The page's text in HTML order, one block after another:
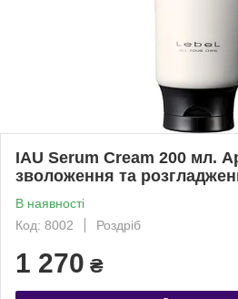
IAU Serum Cream 200 мл.
зволоження та
В наявності
Код: 8002
Роздріб
1 270 ₴